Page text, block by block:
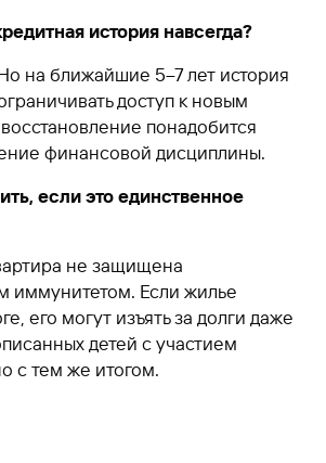
история навсегда?
на ближайшие 5–7 лет история
доступ к новым
понадобится
финансовой дисциплины.
если это единственное
не защищена
иммунитетом. Если жилье
его могут изъять за долги даже
детей с участием
с тем же итогом.